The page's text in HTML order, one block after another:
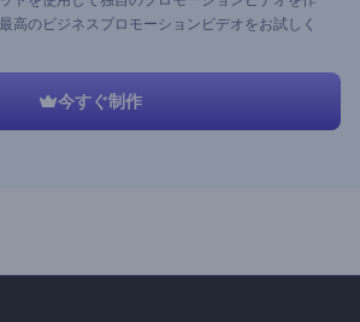
高のビジネスプロモーションビデオをお試しく
今すぐ制作